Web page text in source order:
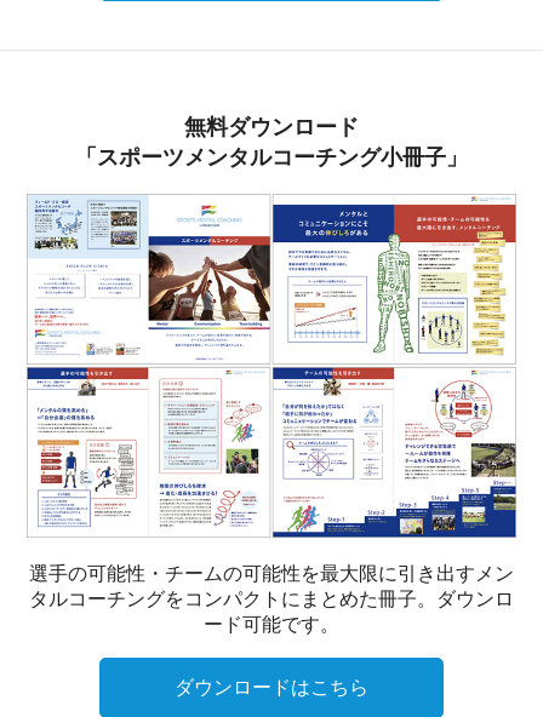
無料ダウンロード
「スポーツメンタルコーチング小冊子」
選手の可能性・チームの可能性を最大限に引き出すメン
タルコーチングをコンパクトにまとめた冊子。ダウンロ
ード可能です。
ダウンロードはこちら